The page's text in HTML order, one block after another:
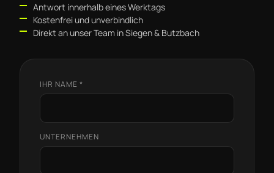
Antwort innerhalb eines Werktags
Kostenfrei und unverbindlich
Direkt an unser Team in Siegen & Butzbach
IHR NAME *
UNTERNEHMEN